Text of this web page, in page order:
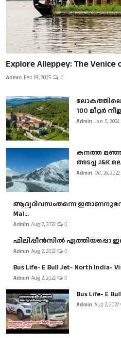
Explore Alleppey: The
Admin Feb 19, 2025 0
ലോകത്തിലെ
100 മീറ്റർ
Admin Jan 5, 2024
കനത്ത
അടച്ച J&K
Admin Oct 26, 2022
ആദ്യദിവസംതന്നെ ഇതാണനുഭവം! -
Mal...
Admin Aug 2, 2022 0
ഫിലിപ്പീൻസിൽ എത്തിയപ്പൊ
Admin Aug 2, 2022 0
Bus Life- E Bull Jet- North India-
Admin Aug 2, 2022 0
Bus Life- E
Admin Aug 2, 2022